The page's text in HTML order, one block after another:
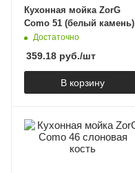
Кухонная мойка ZorG
Como 51 (белый камень)
Достаточно
359.18 руб./шт
В корзину